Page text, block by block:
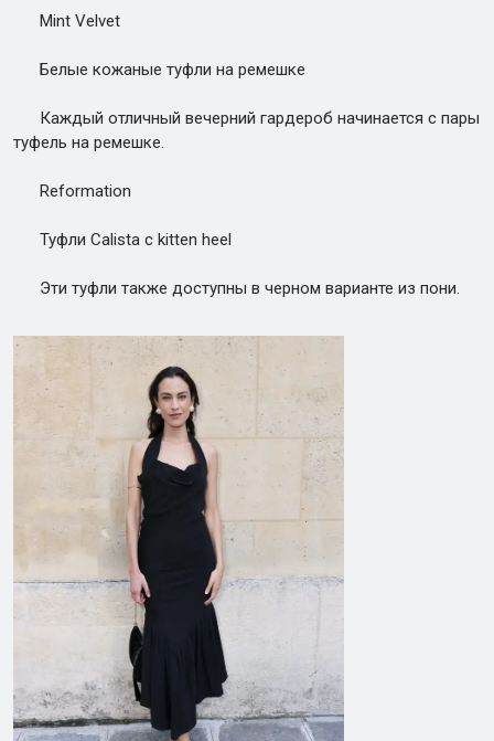
Mint Velvet
Белые кожаные туфли на ремешке
Каждый отличный вечерний гардероб начинается с пары
туфель на ремешке.
Reformation
Туфли Calista с kitten heel
Эти туфли также доступны в черном варианте из пони.